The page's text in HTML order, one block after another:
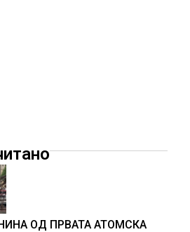
ОД ПРВАТА АТОМСКА